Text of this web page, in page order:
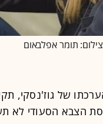
צילום: תומר אפלבאום
של
הצבא הסעודי